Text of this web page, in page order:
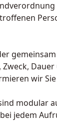
wir
modular
jedem